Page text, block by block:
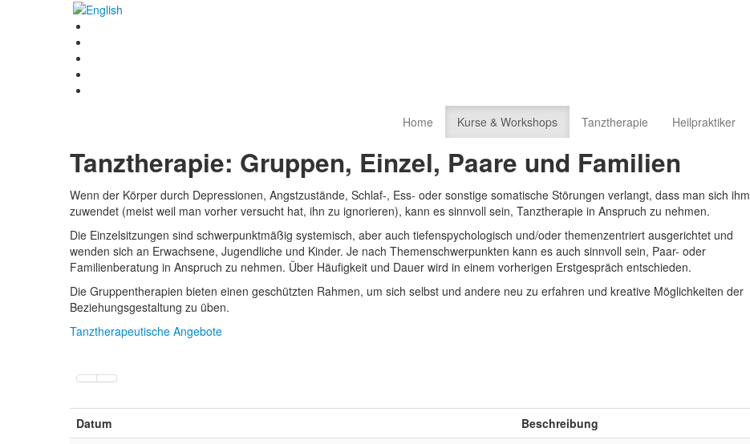
Home Kurse & Workshops Tanztherapie Heilpraktiker
Tanztherapie: Gruppen, Einzel, Paare und Familien
Wenn der Körper durch Depressionen, Angstzustände, Schlaf-, Ess- oder sonstige somatische Störungen verlangt, dass man sich ihm
zuwendet (meist weil man vorher versucht hat, ihn zu ignorieren), kann es sinnvoll sein, Tanztherapie in Anspruch zu nehmen.
Die Einzelsitzungen sind schwerpunktmäßig systemisch, aber auch tiefenspychologisch und/oder themenzentriert ausgerichtet und
wenden sich an Erwachsene, Jugendliche und Kinder. Je nach Themenschwerpunkten kann es auch sinnvoll sein, Paar- oder
Familienberatung in Anspruch zu nehmen. Über Häufigkeit und Dauer wird in einem vorherigen Erstgespräch entschieden.
Die Gruppentherapien bieten einen geschützten Rahmen, um sich selbst und andere neu zu erfahren und kreative Möglichkeiten der
Beziehungsgestaltung zu üben.
Tanztherapeutische Angebote
Datum Beschreibung